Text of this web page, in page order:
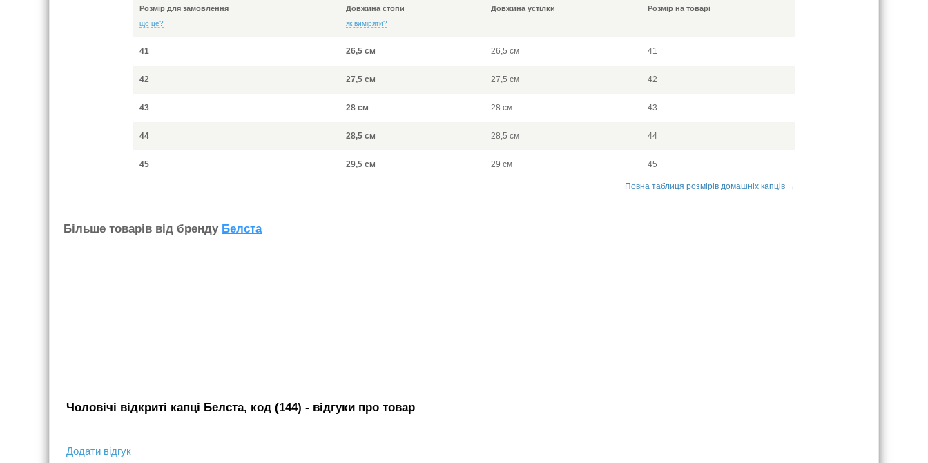
Розмір для замовлення
що це?
Довжина стопи
як виміряти?
Довжина устілки Розмір на товарі
41 26,5 см 26,5 см 41
42 27,5 см 27,5 см 42
43 28 см 28 см 43
44 28,5 см 28,5 см 44
45 29,5 см 29 см 45
Повна таблиця розмірів домашніх капців →
Бiльше товарiв вiд бренду Белста
Чоловічі відкриті капці Белста, код (144) - вiдгуки про товар
Додати вiдгук